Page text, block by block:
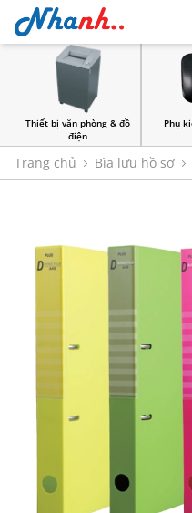
Thiết bị văn phòng & đồ
điện
Phụ
Trang chủ Bìa lưu hồ sơ